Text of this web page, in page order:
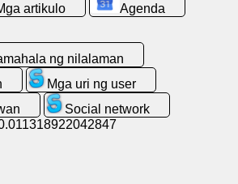
artikulo
Agenda
ng nilalaman
Mga uri ng user
Social network